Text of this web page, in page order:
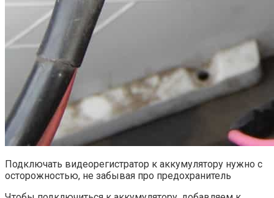
Подключать видеорегистратор к аккумулятору нужно с
осторожностью, не забывая про предохранитель